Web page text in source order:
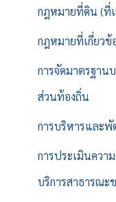
กฎหมายที่ดิน (ที่
กฎหมายที่เกี่ยว
การจัดมาตรฐาน
ส่วนท้องถิ่น
การบริหารและ
การประเมินควา
บริการสาธารณะ